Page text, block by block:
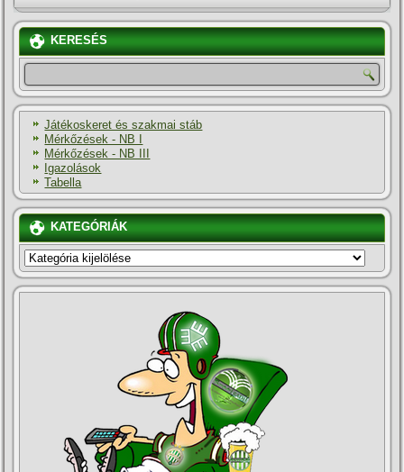
KERESÉS
Játékoskeret és szakmai stáb
Mérkőzések - NB I
Mérkőzések - NB III
Igazolások
Tabella
KATEGÓRIÁK
KATEGÓRIÁK